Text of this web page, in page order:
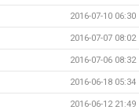
2016-07-10 06:30
2016-07-07 08:02
2016-07-06 08:32
2016-06-18 05:34
2016-06-12 21:49